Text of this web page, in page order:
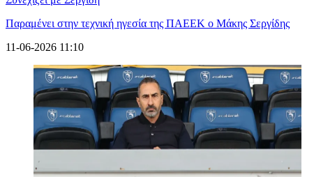
Παραμένει στην τεχνική ηγεσία της ΠΑΕΕΚ ο Μάκης Σεργίδης
11-06-2026 11:10